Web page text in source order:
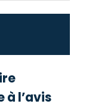
l’avis